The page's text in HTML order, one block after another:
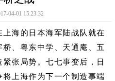
04-01 15:23:32
海的日本海军陆战队就在
、粤东中学、天通庵、五
张局势。七七事变后，日
上海作为下一个制造事端